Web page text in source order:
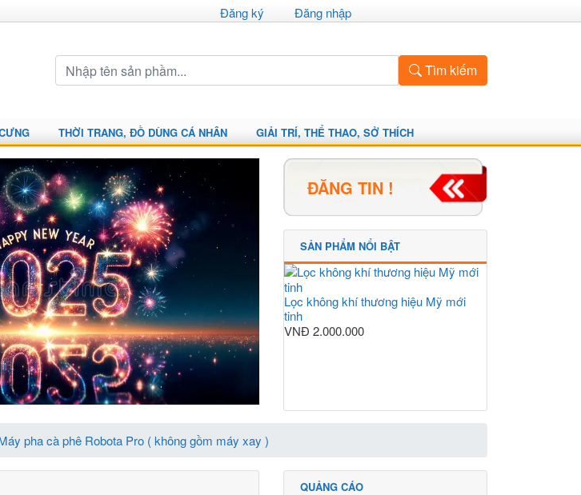
Đăng ký Đăng nhập
Tìm kiếm
THỜI TRANG, ĐỒ DÙNG CÁ NHÂN GIẢI TRÍ, THỂ THAO, SỞ THÍCH
ĐĂNG TIN !
SẢN PHẨM NỔI BẬT
Lọc không khí thương hiệu Mỹ mới
tinh
VNĐ 2.000.000
pha cà phê Robota Pro ( không gồm máy xay )
QUẢNG CÁO